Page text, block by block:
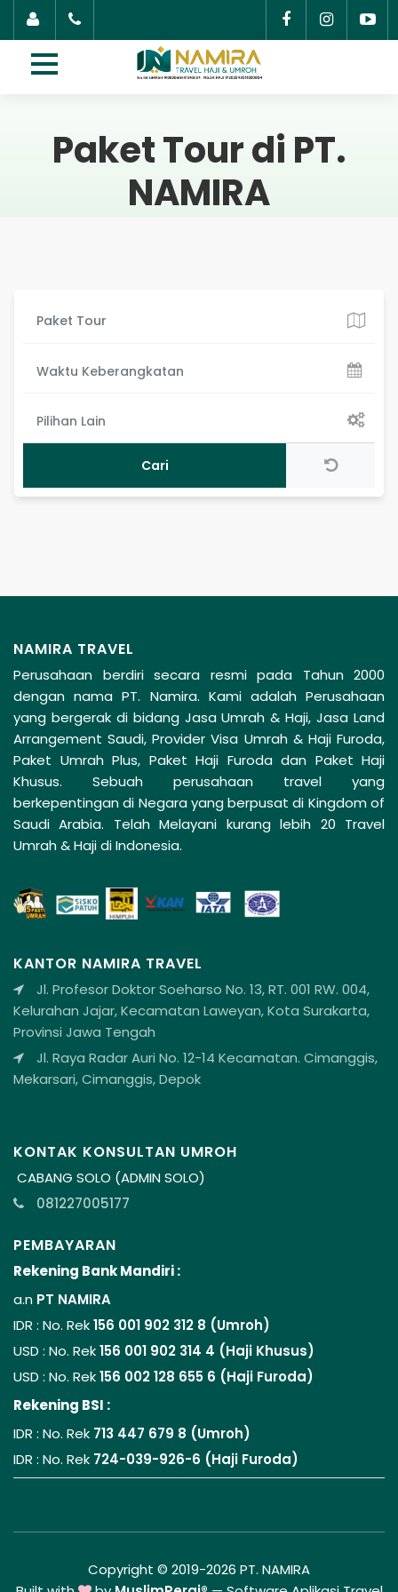
Paket Tour di PT.
NAMIRA
Waktu Keberangkatan
Pilihan Lain
NAMIRA TRAVEL
Perusahaan berdiri secara resmi pada Tahun 2000
dengan nama PT. Namira. Kami adalah Perusahaan
yang bergerak di bidang Jasa Umrah & Haji, Jasa Land
Arrangement Saudi, Provider Visa Umrah & Haji Furoda,
Paket Umrah Plus, Paket Haji Furoda dan Paket Haji
Khusus. Sebuah perusahaan travel yang
berkepentingan di Negara yang berpusat di Kingdom of
Saudi Arabia. Telah Melayani kurang lebih 20 Travel
Umrah & Haji di Indonesia.
KANTOR NAMIRA TRAVEL
Jl. Profesor Doktor Soeharso No. 13, RT. 001 RW. 004,
Kelurahan Jajar, Kecamatan Laweyan, Kota Surakarta,
Provinsi Jawa Tengah
Jl. Raya Radar Auri No. 12-14 Kecamatan. Cimanggis,
Mekarsari, Cimanggis, Depok
KONTAK KONSULTAN UMROH
CABANG SOLO (ADMIN SOLO)
081227005177
PEMBAYARAN
Rekening Bank Mandiri :
a.n PT NAMIRA
IDR : No. Rek156 001 902 312 8 (Umroh)
USD : No. Rek156 001 902 314 4 (Haji Khusus)
USD : No. Rek156 002 128 655 6 (Haji Furoda)
Rekening BSI :
IDR : No. Rek 713 447 679 8 (Umroh)
IDR : No. Rek 724-039-926-6 (Haji Furoda)
Copyright © 2019-2026 PT. NAMIRA